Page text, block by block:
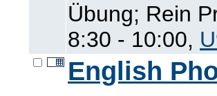
Übung; Rein
8:30 - 10:00,
English